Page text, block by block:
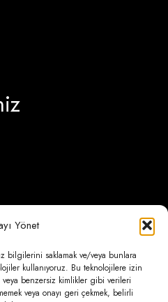
Yönet
bilgilerini saklamak ve/veya bunlara
kullanıyoruz. Bu teknolojilere izin
veya benzersiz kimlikler gibi verileri
veya onayı geri çekmek, belirli
Sokak No:6/A (Hadımköy)